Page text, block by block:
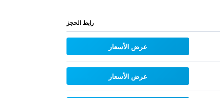
رابط الحجز
عرض الأسعار
عرض الأسعار